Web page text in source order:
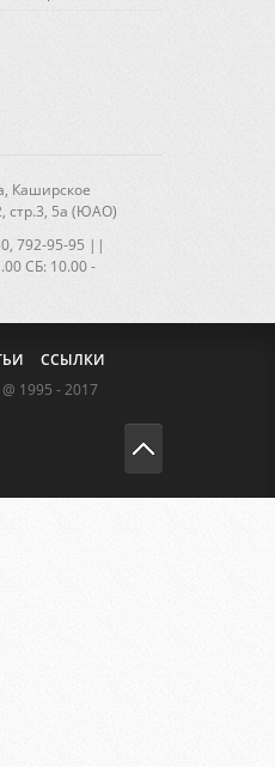
Каширское
стр.3, 5а (ЮАО)
792-95-95 ||
CБ: 10.00 -
ССЫЛКИ
@ 1995 - 2017